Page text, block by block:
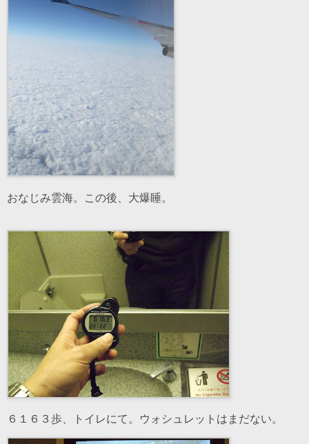
おなじみ雲海。この後、大爆睡。
６１６３歩、トイレにて。ウォシュレットはまだない。